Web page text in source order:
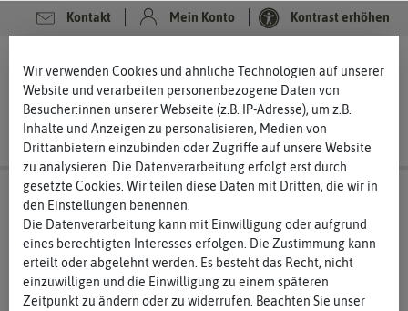
Kontakt Mein Konto Kontrast erhöhen
Wir verwenden Cookies und ähnliche Technologien auf unserer
Website und verarbeiten personenbezogene Daten von
Besucher:innen unserer Webseite (z.B. IP-Adresse), um z.B.
Inhalte und Anzeigen zu personalisieren, Medien von
Drittanbietern einzubinden oder Zugriffe auf unsere Website
zu analysieren. Die Datenverarbeitung erfolgt erst durch
gesetzte Cookies. Wir teilen diese Daten mit Dritten, die wir in
den Einstellungen benennen.
Die Datenverarbeitung kann mit Einwilligung oder aufgrund
eines berechtigten Interesses erfolgen. Die Zustimmung kann
erteilt oder abgelehnt werden. Es besteht das Recht, nicht
einzuwilligen und die Einwilligung zu einem späteren
Zeitpunkt zu ändern oder zu widerrufen. Beachten Sie unser